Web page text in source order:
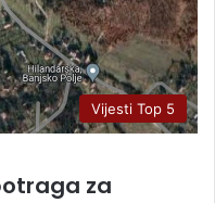
Vijesti Top 5
za